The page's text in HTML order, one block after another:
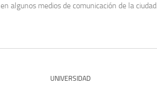
en algunos medios de comunicación de la ciudad.
UNIVERSIDAD